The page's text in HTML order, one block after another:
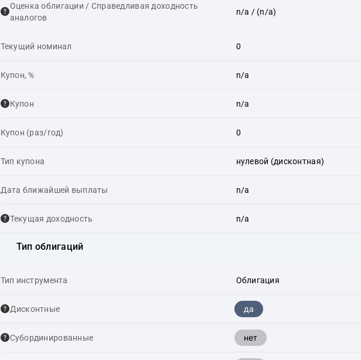
Оценка облигации / Справедливая доходность
аналогов
n/a / (n/a)
Текущий номинал 0
Купон, % n/a
Купон n/a
Купон (раз/год) 0
Тип купона нулевой (дисконтная)
Дата ближайшей выплаты n/a
Текущая доходность n/a
Тип облигаций
Тип инструмента Облигация
Дисконтные да
Cубординированные нет